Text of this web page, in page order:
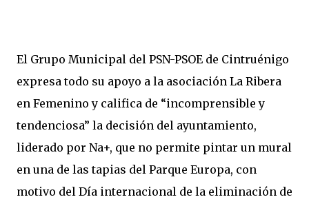
El Grupo Municipal del PSN-PSOE de Cintruénigo
expresa todo su apoyo a la asociación La Ribera
en Femenino y califica de “incomprensible y
tendenciosa” la decisión del ayuntamiento,
liderado por Na+, que no permite pintar un mural
en una de las tapias del Parque Europa, con
motivo del Día internacional de la eliminación de